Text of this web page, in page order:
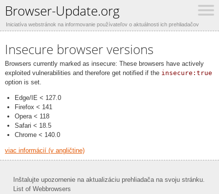
Browser-Update.org
Iniciatíva webstránok na informovanie používateľov o aktuálnosti ich prehliadačov
Insecure browser versions
Browsers currently marked as insecure: These browsers have actively
exploited vulnerabilities and therefore get notified if the insecure:true
option is set.
Edge/IE < 127.0
Firefox < 141
Opera < 118
Safari < 18.5
Chrome < 140.0
viac informácií (v angličtine)
Inštalujte upozornenie na aktualizáciu prehliadača na svoju stránku.
List of Webbrowsers